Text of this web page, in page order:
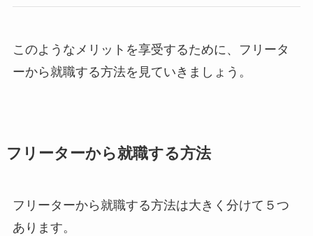
このようなメリットを享受するために、フリータ
ーから就職する方法を見ていきましょう。
フリーターから就職する方法
フリーターから就職する方法は大きく分けて５つ
あります。